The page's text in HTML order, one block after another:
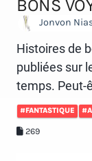
BONS
Jonvon
Histoires de
publiées sur
temps. Peut-
#FANTASTIQUE
269